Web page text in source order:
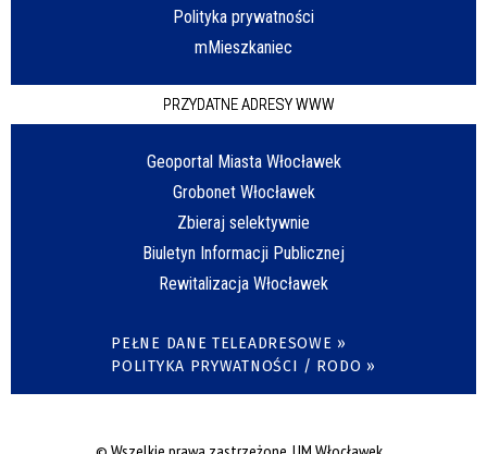
Polityka prywatności
mMieszkaniec
PRZYDATNE ADRESY WWW
Geoportal Miasta Włocławek
Grobonet Włocławek
Zbieraj selektywnie
Biuletyn Informacji Publicznej
Rewitalizacja Włocławek
PEŁNE DANE TELEADRESOWE »
POLITYKA PRYWATNOŚCI / RODO »